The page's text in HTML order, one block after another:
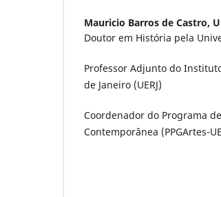
Mauricio Barros de Castro,
Doutor em História pela
Professor Adjunto do
de Janeiro (UERJ)
Coordenador do Programa
Contemporânea (PPGArtes-